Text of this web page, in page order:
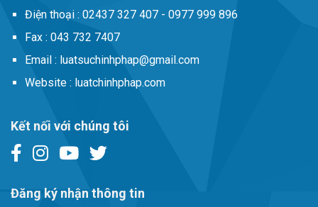
Điện thoại : 02437 327 407 - 0977 999 896
Fax : 043 732 7407
Email : luatsuchinhphap@gmail.com
Website : luatchinhphap.com
Kết nối với chúng tôi
Đăng ký nhận thông tin